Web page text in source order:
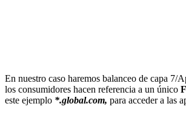
En nuestro caso haremos balanceo de capa 7/
los consumidores hacen referencia a un único
este ejemplo *.global.com, para acceder a las